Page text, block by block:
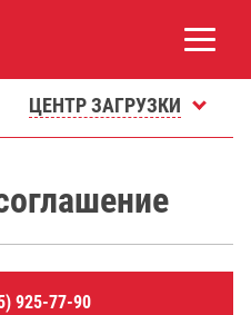
ЦЕНТР ЗАГРУЗКИ
925-77-90